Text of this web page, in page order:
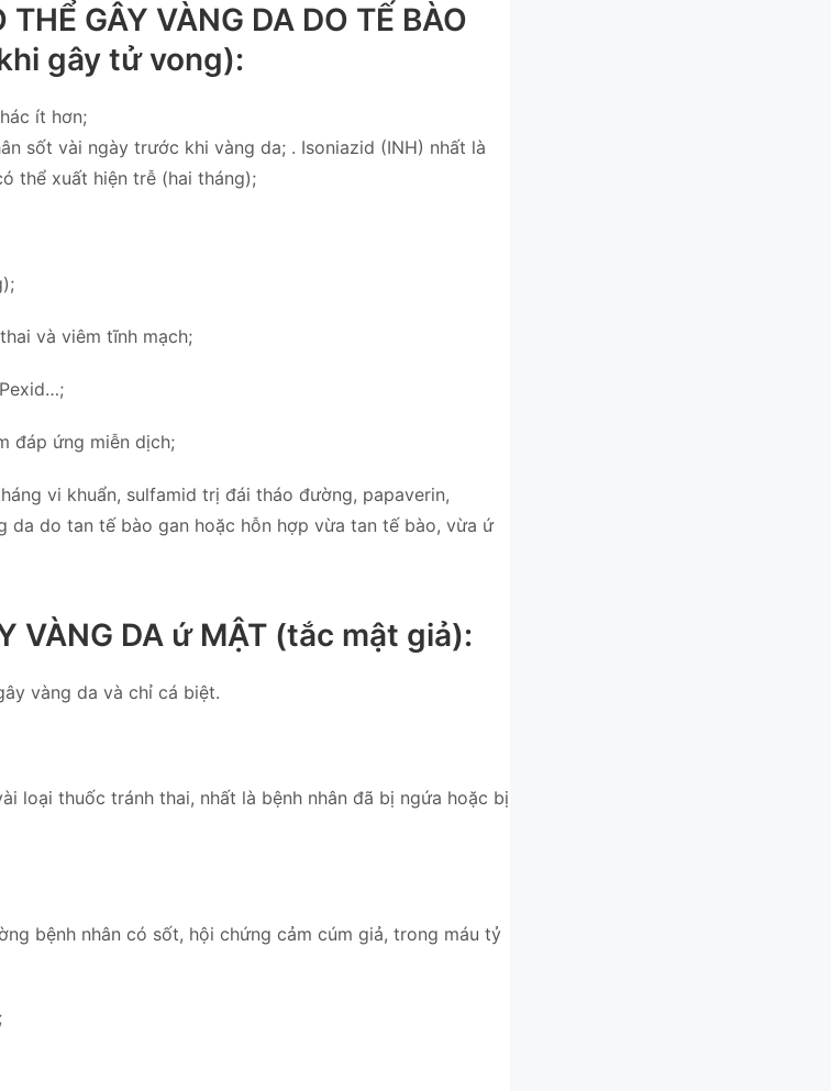
GÂY VÀNG DA DO TẾ BÀO
gây tử vong):
ít hơn;
sốt vài ngày trước khi vàng da; . Isoniazid (INH) nhất là
thể xuất hiện trễ (hai tháng);
và viêm tĩnh mạch;
đáp ứng miễn dịch;
vi khuẩn, sulfamid trị đái tháo đường, papaverin,
da do tan tế bào gan hoặc hỗn hợp vừa tan tế bào, vừa ứ
VÀNG DA ứ MẬT (tắc mật giả):
vàng da và chỉ cá biệt.
loại thuốc tránh thai, nhất là bệnh nhân đã bị ngứa hoặc bị
bệnh nhân có sốt, hội chứng cảm cúm giả, trong máu tỷ